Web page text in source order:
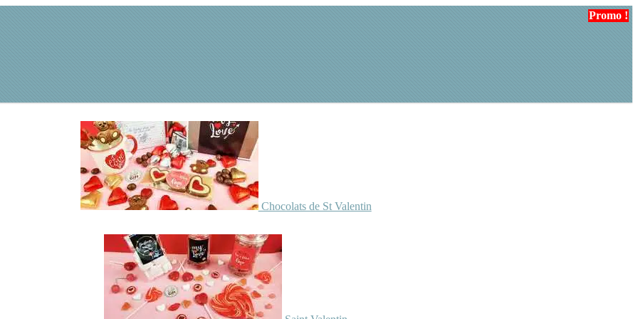
Chocolats de St Valentin
Promo !
Promo !
Promo !